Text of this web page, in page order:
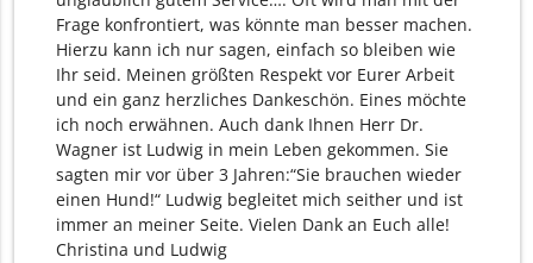
Frage konfrontiert, was könnte man besser machen.
Hierzu kann ich nur sagen, einfach so bleiben wie
Ihr seid. Meinen größten Respekt vor Eurer Arbeit
und ein ganz herzliches Dankeschön. Eines möchte
ich noch erwähnen. Auch dank Ihnen Herr Dr.
Wagner ist Ludwig in mein Leben gekommen. Sie
sagten mir vor über 3 Jahren:“Sie brauchen wieder
einen Hund!“ Ludwig begleitet mich seither und ist
immer an meiner Seite. Vielen Dank an Euch alle!
Christina und Ludwig